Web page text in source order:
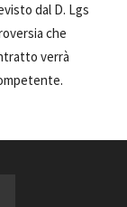
dal D. Lgs
che
verrà